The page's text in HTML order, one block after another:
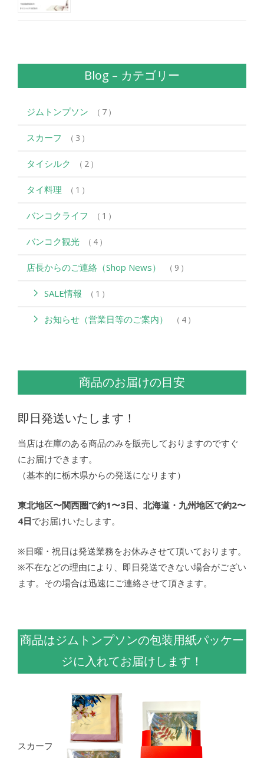
Blog – カテゴリー
ジムトンプソン 7
スカーフ 3
タイシルク 2
タイ料理 1
バンコクライフ 1
バンコク観光 4
店長からのご連絡（Shop News） 9
SALE情報 1
お知らせ（営業日等のご案内） 4
商品のお届けの目安
即日発送いたします！
当店は在庫のある商品のみを販売しておりますのですぐ
にお届けできます。
（基本的に栃木県からの発送になります）
東北地区〜関西圏で約1〜3日、北海道・九州地区で約2〜
4日でお届けいたします。
※日曜・祝日は発送業務をお休みさせて頂いております。
※不在などの理由により、即日発送できない場合がござい
ます。その場合は迅速にご連絡させて頂きます。
商品はジムトンプソンの包装用紙パッケー
ジに入れてお届けします！
スカーフ